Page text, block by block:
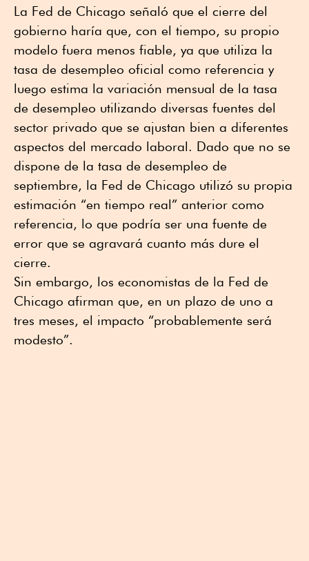
La Fed de Chicago señaló que el cierre del
gobierno haría que, con el tiempo, su propio
modelo fuera menos fiable, ya que utiliza la
tasa de desempleo oficial como referencia y
luego estima la variación mensual de la tasa
de desempleo utilizando diversas fuentes del
sector privado que se ajustan bien a diferentes
aspectos del mercado laboral. Dado que no se
dispone de la tasa de desempleo de
septiembre, la Fed de Chicago utilizó su propia
estimación “en tiempo real” anterior como
referencia, lo que podría ser una fuente de
error que se agravará cuanto más dure el
cierre.
Sin embargo, los economistas de la Fed de
Chicago afirman que, en un plazo de uno a
tres meses, el impacto “probablemente será
modesto”.